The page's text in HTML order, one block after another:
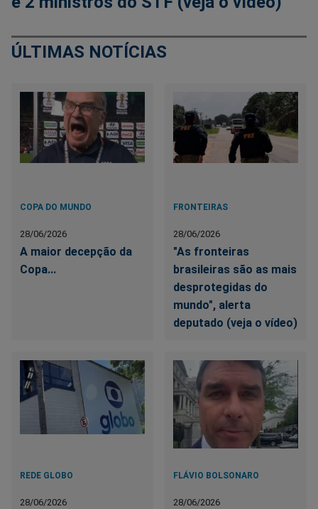
ÚLTIMAS NOTÍCIAS
COPA DO MUNDO
28/06/2026
A maior decepção da
Copa...
FRONTEIRAS
28/06/2026
"As fronteiras
brasileiras são as mais
desprotegidas do
mundo", alerta
deputado (veja o vídeo)
REDE GLOBO
28/06/2026
FLÁVIO BOLSONARO
28/06/2026